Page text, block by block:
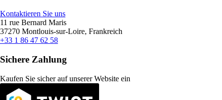
Kontaktieren Sie uns
11 rue Bernard Maris
37270 Montlouis-sur-Loire, Frankreich
+33 1 86 47 62 58
Sichere Zahlung
Kaufen Sie sicher auf unserer Website ein